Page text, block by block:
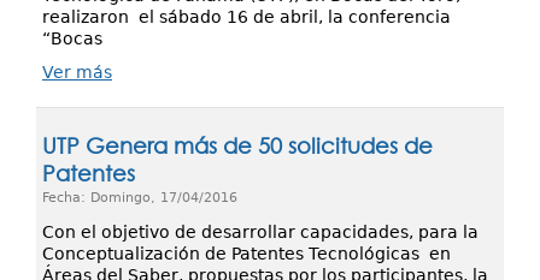
realizaron el sábado 16 de abril, la conferencia
“Bocas
Ver más
UTP Genera más de 50 solicitudes de
Patentes
Fecha: Domingo, 17/04/2016
Con el objetivo de desarrollar capacidades, para la
Conceptualización de Patentes Tecnológicas en
Áreas del Saber, propuestas por los participantes, la